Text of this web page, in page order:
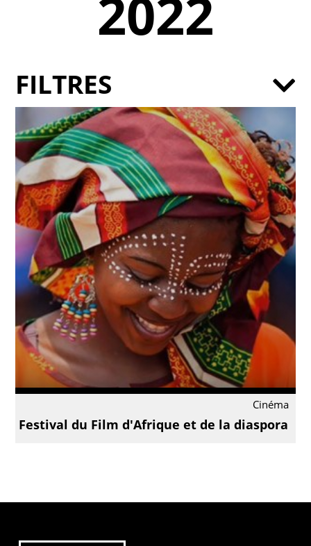
2022
Cinéma
Festival du Film d'Afrique et de la diaspora
FILTRES